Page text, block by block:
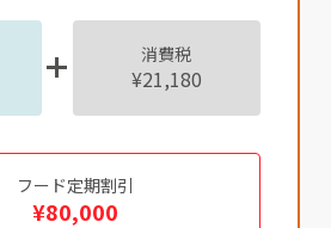
消費税
¥21,180
フード定期割引
¥80,000